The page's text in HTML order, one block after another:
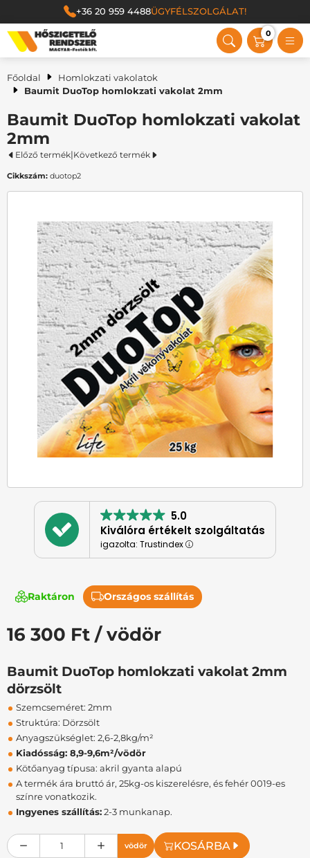
+36 20 959 4488ÜGYFÉLSZOLGÁLAT!
Magyar Festék Kft.
0
Főoldal
Homlokzati vakolatok
Baumit DuoTop homlokzati vakolat 2mm
Baumit DuoTop homlokzati vakolat
2mm
Előző termék|Következő termék
Cikkszám:duotop2
5.0
Kiválóra értékelt szolgáltatás
igazolta: Trustindex
Raktáron Országos szállítás
16 300 Ft / vödör
Baumit DuoTop homlokzati vakolat 2mm
dörzsölt
Szemcseméret: 2mm
Struktúra: Dörzsölt
Anyagszükséglet: 2,6-2,8kg/m²
Kiadósság: 8,9-9,6m²/vödör
Kötőanyag típusa: akril gyanta alapú
A termék ára bruttó ár, 25kg-os kiszerelésre, és fehér 0019-es
színre vonatkozik.
Ingyenes szállítás:2-3 munkanap.
vödör KOSÁRBA